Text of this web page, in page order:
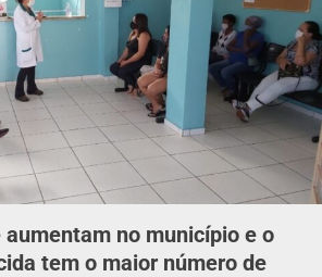
aumentam no município e o
tem o maior número de